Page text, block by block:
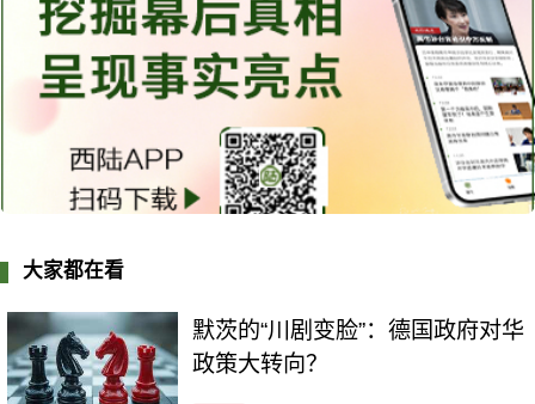
大家都在看
默茨的“川剧变脸”：德国政府对华
政策大转向？